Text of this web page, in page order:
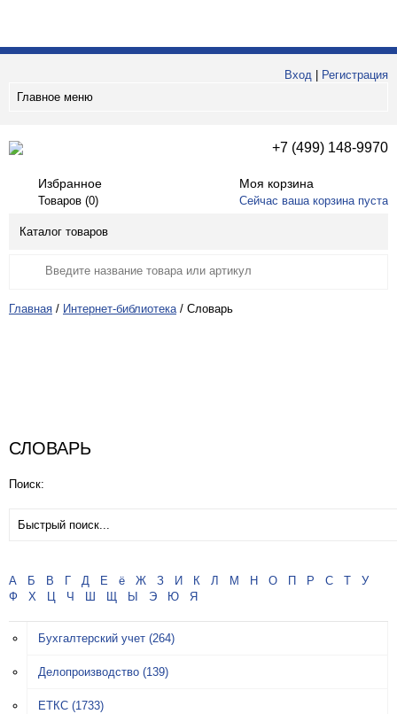
Вход
Регистрация
Главное меню
+7 (499) 148-9970
Избранное
Товаров (0)
Моя корзина
Сейчас ваша корзина пуста
Каталог товаров
Главная / Интернет-библиотека / Словарь
СЛОВАРЬ
Поиск:
А Б В Г Д Е ё Ж З И К Л М Н О П Р С Т
У
Ф
Х Ц Ч Ш Щ Ы Э Ю Я
Бухгалтерский учет (264)
Делопроизводство (139)
ЕТКС (1733)